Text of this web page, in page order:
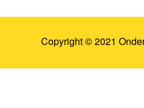
Copyright © 2021